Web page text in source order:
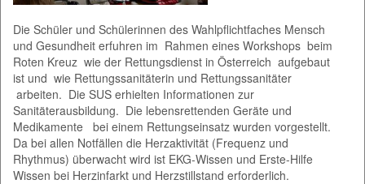
Die Schüler und Schülerinnen des Wahlpflichtfaches Mensch
und Gesundheit erfuhren im Rahmen eines Workshops beim
Roten Kreuz wie der Rettungsdienst in Österreich aufgebaut
ist und wie Rettungssanitäterin und Rettungssanitäter
arbeiten. Die SUS erhielten Informationen zur
Sanitäterausbildung. Die lebensrettenden Geräte und
Medikamente bei einem Rettungseinsatz wurden vorgestellt.
Da bei allen Notfällen die Herzaktivität (Frequenz und
Rhythmus) überwacht wird ist EKG-Wissen und Erste-Hilfe
Wissen bei Herzinfarkt und Herzstillstand erforderlich.